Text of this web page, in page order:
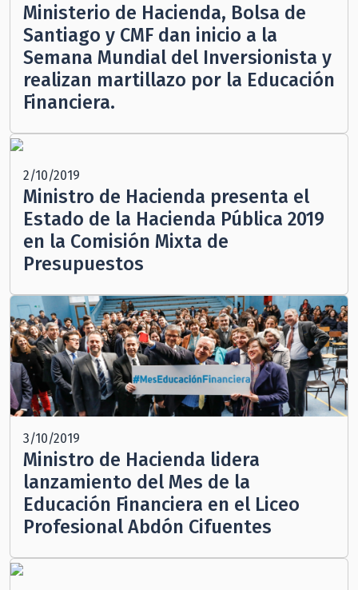
Ministerio de Hacienda, Bolsa de
Santiago y CMF dan inicio a la
Semana Mundial del Inversionista y
realizan martillazo por la Educación
Financiera.
2/10/2019
Ministro de Hacienda presenta el
Estado de la Hacienda Pública 2019
en la Comisión Mixta de
Presupuestos
3/10/2019
Ministro de Hacienda lidera
lanzamiento del Mes de la
Educación Financiera en el Liceo
Profesional Abdón Cifuentes